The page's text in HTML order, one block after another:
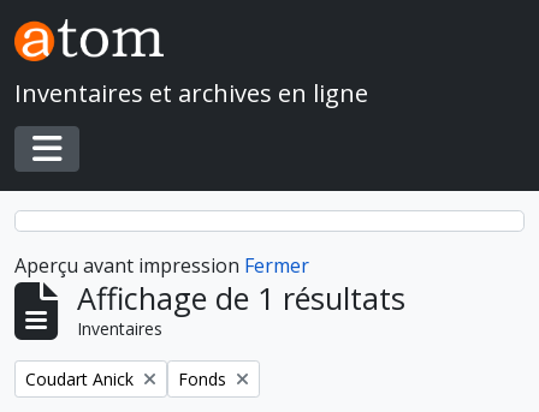
Skip to main content
Inventaires et archives en ligne
Toggle navigation
Aperçu avant impression Fermer
Affichage de 1 résultats
Inventaires
Remove filter:
Coudart Anick Remove filter:
Fonds